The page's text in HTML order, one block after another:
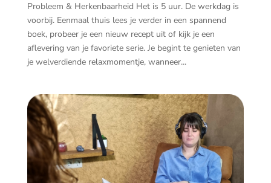
Probleem & Herkenbaarheid Het is 5 uur. De werkdag is
voorbij. Eenmaal thuis lees je verder in een spannend
boek, probeer je een nieuw recept uit of kijk je een
aflevering van je favoriete serie. Je begint te genieten van
je welverdiende relaxmomentje, wanneer...